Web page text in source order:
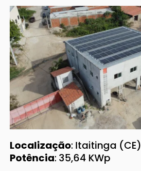
Localização: Itaitinga (CE)
Potência: 35,64 KWp